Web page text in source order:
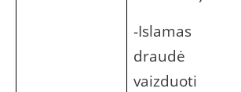
-Islamas
draudė
vaizduoti